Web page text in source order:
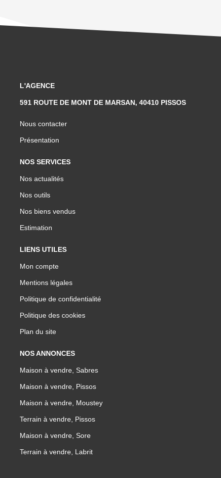
L'AGENCE
591 ROUTE DE MONT DE MARSAN, 40410 PISSOS
Nous contacter
Présentation
NOS SERVICES
Nos actualités
Nos outils
Nos biens vendus
Estimation
LIENS UTILES
Mon compte
Mentions légales
Politique de confidentialité
Politique des cookies
Plan du site
NOS ANNONCES
Maison à vendre, Sabres
Maison à vendre, Pissos
Maison à vendre, Moustey
Terrain à vendre, Pissos
Maison à vendre, Sore
Terrain à vendre, Labrit